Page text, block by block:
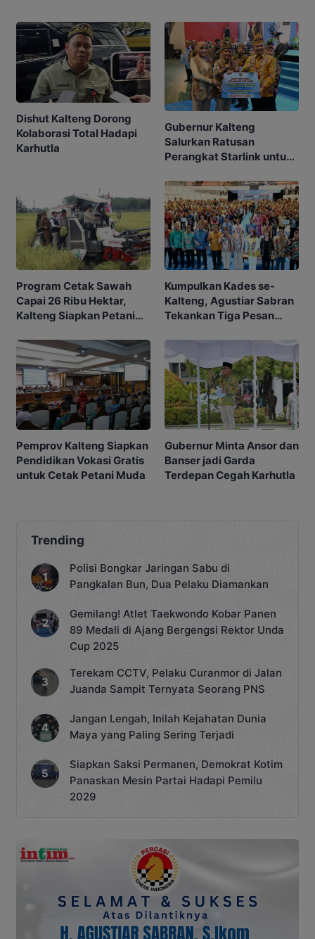
Dishut Kalteng Dorong
Kolaborasi Total Hadapi
Karhutla
Gubernur Kalteng
Salurkan Ratusan
Perangkat Starlink untuk
Program Cetak Sawah
Capai 26 Ribu Hektar,
Kalteng Siapkan Petani
Kumpulkan Kades se-
Kalteng, Agustiar Sabran
Tekankan Tiga Pesan
Pemprov Kalteng Siapkan
Pendidikan Vokasi Gratis
untuk Cetak Petani Muda
Gubernur Minta Ansor dan
Banser jadi Garda
Terdepan Cegah Karhutla
Trending
Polisi Bongkar Jaringan Sabu di
Pangkalan Bun, Dua Pelaku Diamankan
Gemilang! Atlet Taekwondo Kobar Panen
89 Medali di Ajang Bergengsi Rektor Unda
Cup 2025
Terekam CCTV, Pelaku Curanmor di Jalan
Juanda Sampit Ternyata Seorang PNS
Jangan Lengah, Inilah Kejahatan Dunia
Maya yang Paling Sering Terjadi
Siapkan Saksi Permanen, Demokrat Kotim
Panaskan Mesin Partai Hadapi Pemilu
2029